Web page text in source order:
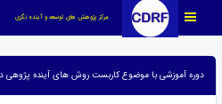
مرکز پژوهش های توسعه و آینده نگری
دوره آموزشی با موضوع کاربست روش های آینده پژوهی در